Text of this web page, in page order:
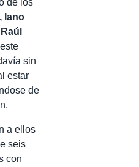
de los
Iano
sin
estar
de
a ellos
seis
con